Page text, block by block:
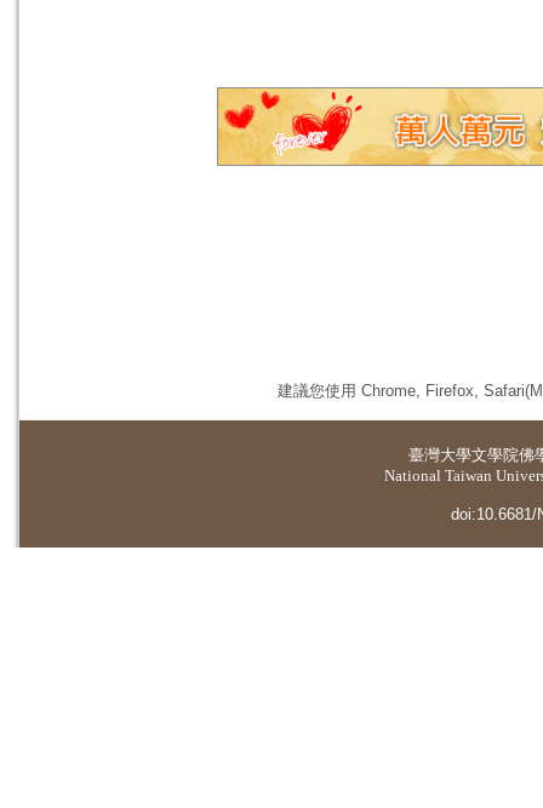
建議您使用 Chrome, Firefox,
臺灣大學文學院佛
National Taiwan
doi:10.6681/